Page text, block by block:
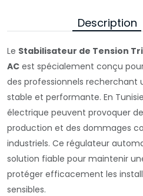
Description
Le Stabilisateur de Tension
AC est spécialement conçu
des professionnels
stable et performante. En
électrique peuvent provoquer
production et des dommages
industriels. Ce régulateur
solution fiable pour maintenir
protéger efficacement les
sensibles.